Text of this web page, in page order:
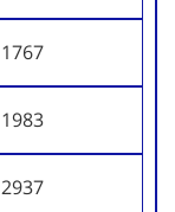
1767
1983
2937